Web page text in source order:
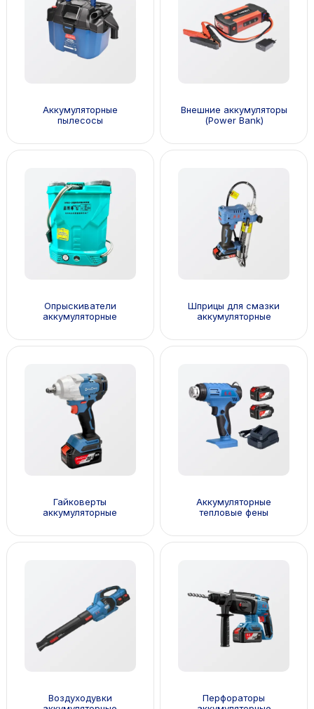
Аккумуляторные
пылесосы
Внешние аккумуляторы
(Power Bank)
Опрыскиватели
аккумуляторные
Шприцы для смазки
аккумуляторные
Гайковерты
аккумуляторные
Аккумуляторные
тепловые фены
Воздуходувки
Перфораторы